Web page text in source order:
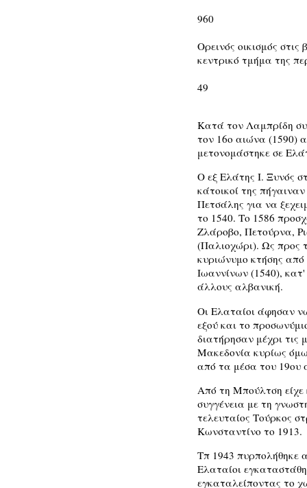
960
Ορεινός οικισμός
κεντρικό τμήμα της
49
Κατά τον Λαμπρίδη
τον 16ο αιώνα (1590)
μετονομάστηκε σε
Ο εξ Ελάτης Ι. Ξυνός
κάτοικοί της
Πετσάλης για να
το 1540. Το 1586
Ζλάροβο, Πετούρνα,
(Παλιοχώρι). Ως προς
κυριώνυμο κτήσης
Ιωαννίνων (1540),
άλλους αλβανική.
Οι Ελαταίοι άφησαν
εξού και το
διατήρησαν μέχρι τις
Μακεδονία κυρίως
από τα μέσα του 19ου
Από τη Μπούλτση
συγγένεια με τη
τελευταίος Τούρκος
Κωνσταντίνο το 1913.
Τπ 1943 πυρπολήθηκε
Ελαταίοι
εγκαταλείποντας το